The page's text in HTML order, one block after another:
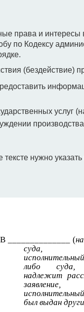
права и интересы
по Кодексу
(бездействие)
услуг
производства
нужно